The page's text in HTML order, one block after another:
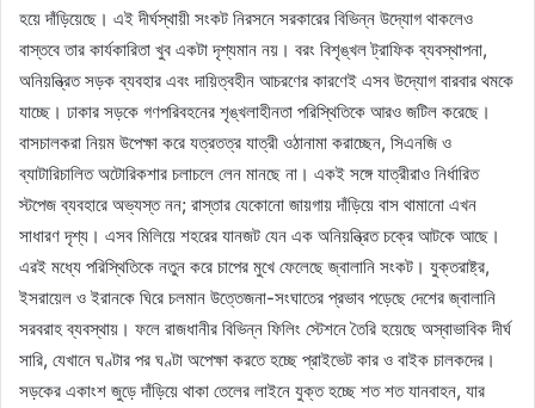
হয়ে দাঁড়িয়েছে। এই দীর্ঘস্থায়ী সংকট নিরসনে সরকারের বিভিন্ন উদ্যোগ থাকলেও
বাস্তবে তার কার্যকারিতা খুব একটা দৃশ্যমান নয়। বরং বিশৃঙ্খল ট্রাফিক ব্যবস্থাপনা,
অনিয়ন্ত্রিত সড়ক ব্যবহার এবং দায়িত্বহীন আচরণের কারণেই এসব উদ্যোগ বারবার থমকে
যাচ্ছে। ঢাকার সড়কে গণপরিবহনের শৃঙ্খলাহীনতা পরিস্থিতিকে আরও জটিল করেছে।
বাসচালকরা নিয়ম উপেক্ষা করে যত্রতত্র যাত্রী ওঠানামা করাচ্ছেন, সিএনজি ও
ব্যাটারিচালিত অটোরিকশার চলাচলে লেন মানছে না। একই সঙ্গে যাত্রীরাও নির্ধারিত
স্টপেজ ব্যবহারে অভ্যস্ত নন; রাস্তার যেকোনো জায়গায় দাঁড়িয়ে বাস থামানো এখন
সাধারণ দৃশ্য। এসব মিলিয়ে শহরের যানজট যেন এক অনিয়ন্ত্রিত চক্রে আটকে আছে।
এরই মধ্যে পরিস্থিতিকে নতুন করে চাপের মুখে ফেলেছে জ্বালানি সংকট। যুক্তরাষ্ট্র,
ইসরায়েল ও ইরানকে ঘিরে চলমান উত্তেজনা-সংঘাতের প্রভাব পড়েছে দেশের জ্বালানি
সরবরাহ ব্যবস্থায়। ফলে রাজধানীর বিভিন্ন ফিলিং স্টেশনে তৈরি হয়েছে অস্বাভাবিক দীর্ঘ
সারি, যেখানে ঘণ্টার পর ঘণ্টা অপেক্ষা করতে হচ্ছে প্রাইভেট কার ও বাইক চালকদের।
সড়কের একাংশ জুড়ে দাঁড়িয়ে থাকা তেলের লাইনে যুক্ত হচ্ছে শত শত যানবাহন, যার